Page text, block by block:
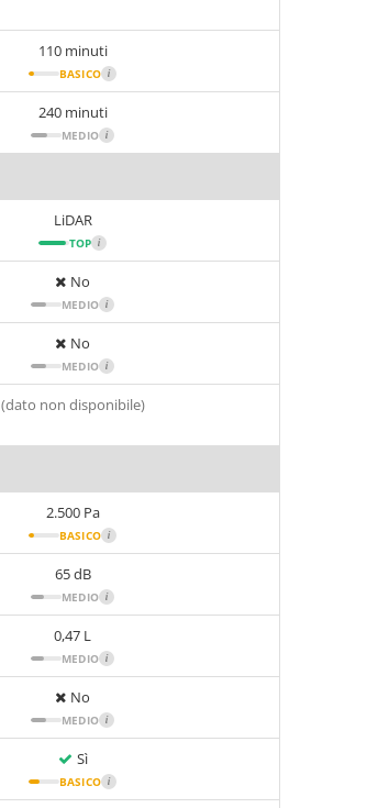
110 minuti
BASICO i
240 minuti
MEDIO i
LiDAR
TOP i
No
MEDIO i
No
MEDIO i
(dato non disponibile)
2.500 Pa
BASICO i
65 dB
MEDIO i
0,47 L
MEDIO i
No
MEDIO i
Sì
BASICO i